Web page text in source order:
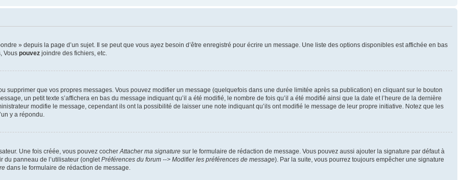
» depuis la page d’un sujet. Il se peut que vous ayez besoin d’être enregistré pour écrire un message. Une liste des options disponibles est affichée en bas
Vous pouvez joindre des fichiers, etc.
supprimer que vos propres messages. Vous pouvez modifier un message (quelquefois dans une durée limitée après sa publication) en cliquant sur le bouton
un petit texte s’affichera en bas du message indiquant qu’il a été modifié, le nombre de fois qu’il a été modifié ainsi que la date et l’heure de la dernière
modifie le message, cependant ils ont la possibilité de laisser une note indiquant qu’ils ont modifié le message de leur propre initiative. Notez que les
y a répondu.
Une fois créée, vous pouvez cocher Attacher ma signature sur le formulaire de rédaction de message. Vous pouvez aussi ajouter la signature par défaut à
du panneau de l’utilisateur (onglet Préférences du forum --> Modifier les préférences de message). Par la suite, vous pourrez toujours empêcher une signature
dans le formulaire de rédaction de message.